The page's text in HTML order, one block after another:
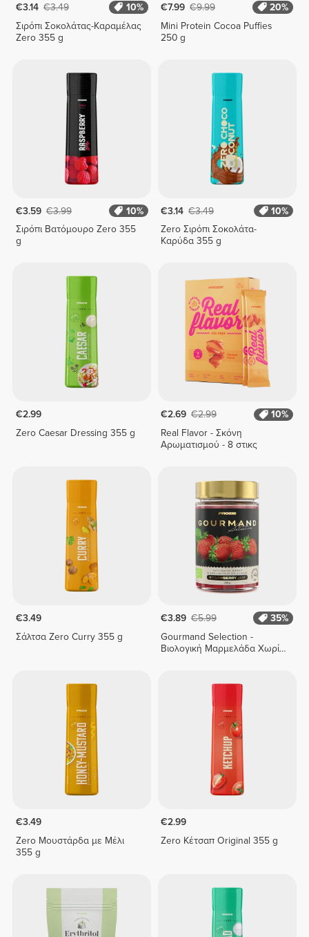
€3.14 €3.49
10%
Σιρόπι Σοκολάτας-Καραμέλας
Zero 355 g
€7.99 €9.99
20%
Mini Protein Cocoa Puffies
250 g
€3.59 €3.99
10%
Σιρόπι Βατόμουρο Zero 355
g
€3.14 €3.49
10%
Zero Σιρόπι Σοκολάτα-
Καρύδα 355 g
€2.99
Zero Caesar Dressing 355 g
€2.69 €2.99
10%
Real Flavor - Σκόνη
Αρωματισμού - 8 στικς
€3.49
Σάλτσα Zero Curry 355 g
€3.89 €5.99
35%
Gourmand Selection -
Βιολογική Μαρμελάδα Χωρίς
€3.49
Zero Μουστάρδα με Μέλι
355 g
€2.99
Zero Κέτσαπ Original 355 g